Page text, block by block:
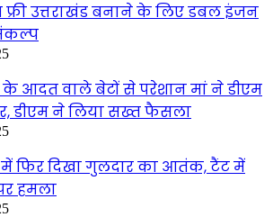
फ्री उत्तराखंड बनाने के लिए डबल इंजन
आदत वाले बेटों से परेशान मां ने डीएम
डीएम ने लिया सख्त फैसला
में फिर दिखा गुलदार का आतंक, टैंट में
हमला